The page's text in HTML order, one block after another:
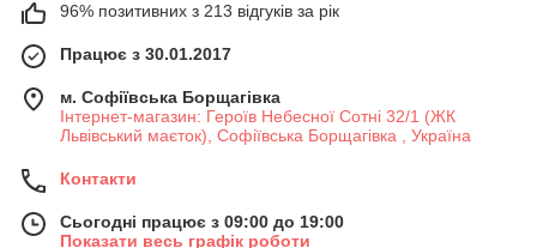
96% позитивних з 213 відгуків за рік
Працює з 30.01.2017
м. Софіївська Борщагівка
Інтернет-магазин: Героїв Небесної Сотні 32/1 (ЖК
Львівський маєток), Софіївська Борщагівка , Україна
Контакти
Сьогодні працює з 09:00 до 19:00
Показати весь графік роботи